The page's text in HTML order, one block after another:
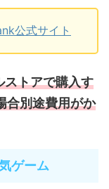
公式サイト
トアで購入す
合別途費用がか
ゲーム